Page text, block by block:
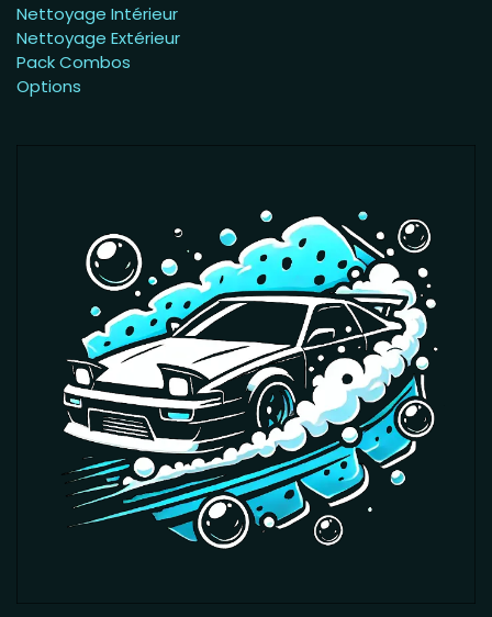
Nettoyage Intérieur
Nettoyage Extérieur
Pack Combos
Options